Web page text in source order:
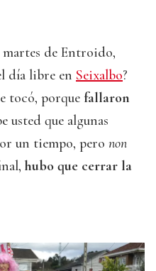
martes de Entroido,
día libre en Seixalbo?
tocó, porque fallaron
usted que algunas
un tiempo, pero non
hubo que cerrar la